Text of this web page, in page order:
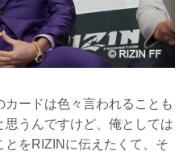
ードは色々言われることも
うんですけど、俺としては
をRIZINに伝えたくて、そ